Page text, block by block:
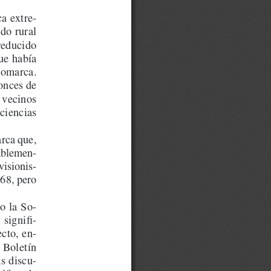
extre-
rural
había
de
vecinos
que,
-
pero
la So-
signifi-
en-
Boletín
discu-